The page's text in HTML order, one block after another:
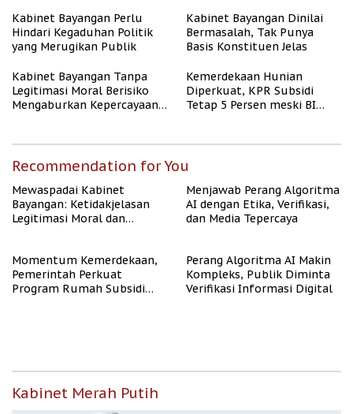
Kabinet Bayangan Perlu
Hindari Kegaduhan Politik
yang Merugikan Publik
Kabinet Bayangan Dinilai
Bermasalah, Tak Punya
Basis Konstituen Jelas
Kabinet Bayangan Tanpa
Legitimasi Moral Berisiko
Mengaburkan Kepercayaan
Kemerdekaan Hunian
Diperkuat, KPR Subsidi
Tetap 5 Persen meski BI
Recommendation for You
Mewaspadai Kabinet
Bayangan: Ketidakjelasan
Legitimasi Moral dan
Menjawab Perang Algoritma
AI dengan Etika, Verifikasi,
dan Media Tepercaya
Momentum Kemerdekaan,
Pemerintah Perkuat
Program Rumah Subsidi
Perang Algoritma AI Makin
Kompleks, Publik Diminta
Verifikasi Informasi Digital
Kabinet Merah Putih